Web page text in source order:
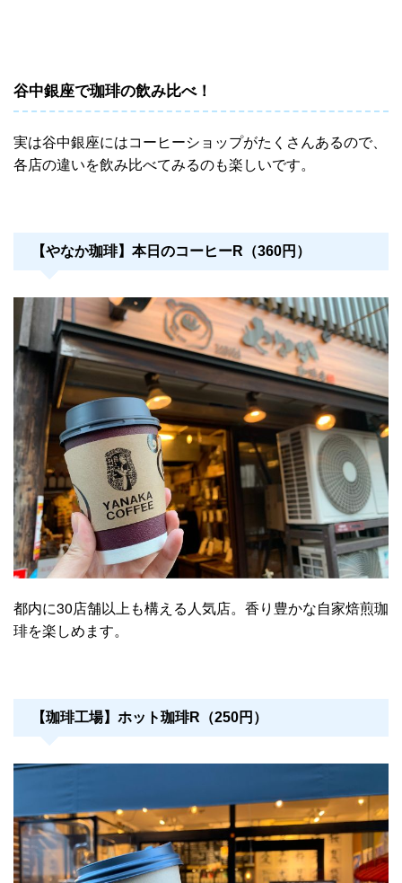
谷中銀座で珈琲の飲み比べ！
実は谷中銀座にはコーヒーショップがたくさんあるので、
各店の違いを飲み比べてみるのも楽しいです。
【やなか珈琲】本日のコーヒーR（360円）
都内に30店舗以上も構える人気店。香り豊かな自家焙煎珈
琲を楽しめます。
【珈琲工場】ホット珈琲R（250円）